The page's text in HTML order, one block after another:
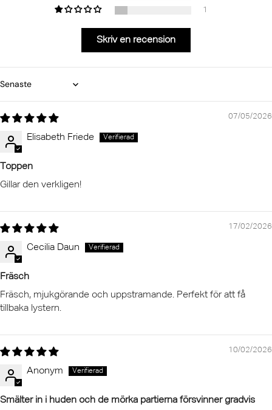
1
Skriv en recension
Sort by
07/05/2026
Elisabeth Friede
Toppen
Gillar den verkligen!
17/02/2026
Cecilia Daun
Fräsch
Fräsch, mjukgörande och uppstramande. Perfekt för att få
tillbaka lystern.
10/02/2026
Anonym
Smälter in i huden och de mörka partierna försvinner gradvis